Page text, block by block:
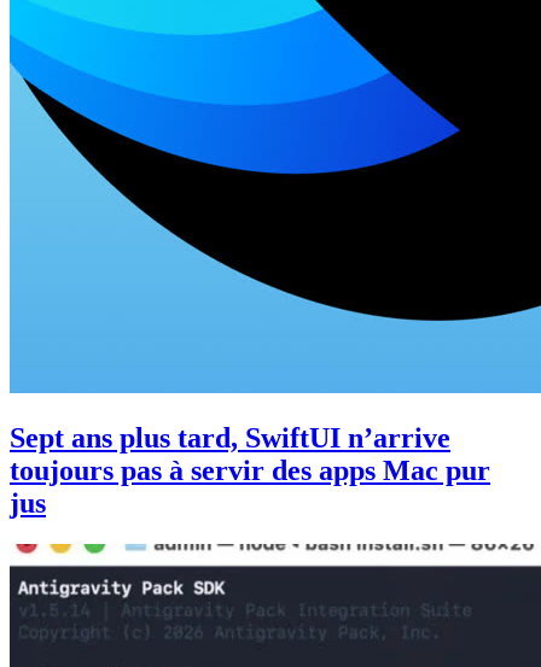
Sept ans plus tard, SwiftUI n’arrive
toujours pas à servir des apps Mac pur
jus